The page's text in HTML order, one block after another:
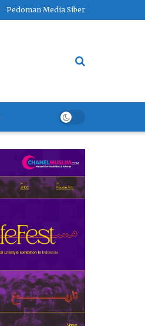
Pedoman Media Siber